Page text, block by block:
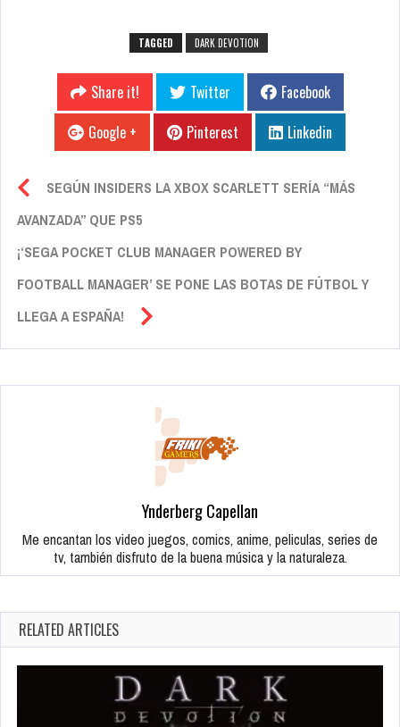
TAGGED DARK DEVOTION
Share it! Twitter
Facebook
Google +
Pinterest Linkedin
SEGÚN INSIDERS LA XBOX SCARLETT SERÍA “MÁS
AVANZADA” QUE PS5
¡‘SEGA POCKET CLUB MANAGER POWERED BY
FOOTBALL MANAGER’ SE PONE LAS BOTAS DE FÚTBOL Y
LLEGA A ESPAÑA!
Ynderberg Capellan
Me encantan los video juegos, comics, anime, peliculas, series de
tv, también disfruto de la buena música y la naturaleza.
RELATED ARTICLES